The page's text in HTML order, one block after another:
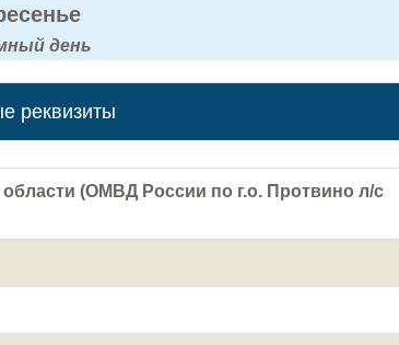
день
реквизиты
(ОМВД России по г.о. Протвино л/с